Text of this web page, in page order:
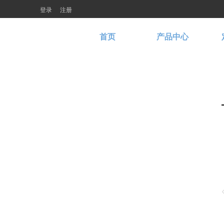
登录 注册
首页 产品中心